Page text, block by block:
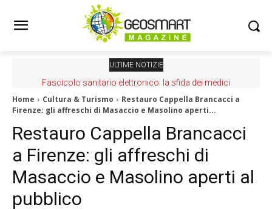
ULTIME NOTIZIE
Fascicolo sanitario elettronico: la sfida dei medici
Carta Strutturale dei Mari Italiani: online la nuova mappa
Home Cultura & Turismo
Restauro Cappella Brancacci a
Firenze: gli affreschi di Masaccio e Masolino aperti...
Restauro Cappella Brancacci
a Firenze: gli affreschi di
Masaccio e Masolino aperti al
pubblico